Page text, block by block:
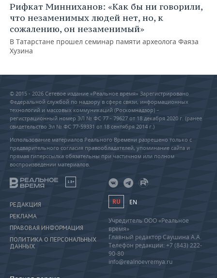
Рифкат Минниханов: «Как бы ни говорили,
что незаменимых людей нет, но, к
сожалению, он незаменимый»
В Татарстане прошел семинар памяти археолога Фаяза
Хузина
© 2015 - 2026 Сетевое издание «Реальное время» Зарегистрировано
Федеральной службой по надзору в сфере связи, информационных
технологий и массовых коммуникаций (Роскомнадзор) –
регистрационный номер ЭЛ № ФС 77 - 79627 от 18 декабря 2020 г. (ранее
свидетельство Эл № ФС 77-59331 от 18 сентября 2014 г.)
Использование материалов Реального Времени разрешено только с
предварительного согласия правообладателей, упоминание сайта и
прямая гиперссылка обязательны при частичном или полном
воспроизведении материалов.
18+
РЕДАКЦИЯ
РЕКЛАМА
ПРАВОВАЯ ИНФОРМАЦИЯ
ПОЛИТИКА О ПЕРСОНАЛЬНЫХ
ДАННЫХ
RU EN
Учредитель ООО «Реальное
время»
Главный редактор Саушина А.А.
Телефон редакции: +7 (843) 222-
90-80
info@realnoevremya.ru